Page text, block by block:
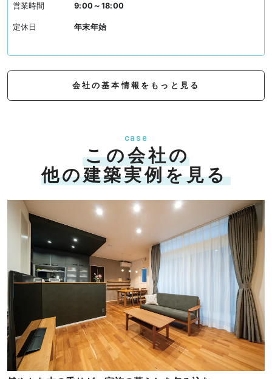
営業時間 9:00～18:00
定休日 年末年始
会社の基本情報をもっと見る
case
この会社の
他の建築実例を見る